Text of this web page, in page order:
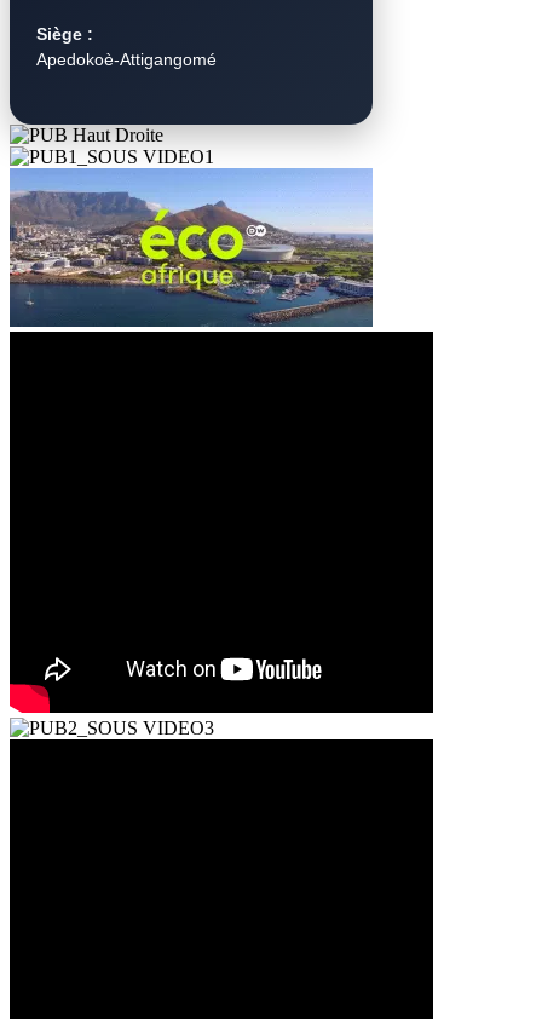
Siège :
Apedokoè-Attigangomé